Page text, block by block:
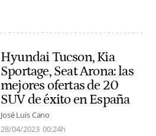
Hyundai Tucson, Kia
Sportage, Seat Arona: las
mejores ofertas de 20
SUV de éxito en España
José Luis Cano
28/04/2023 00:24h